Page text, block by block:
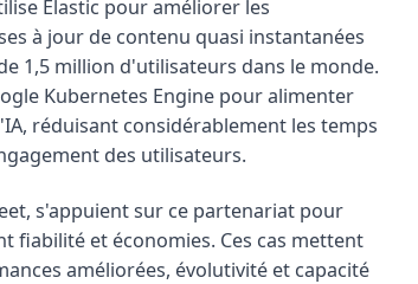
Elastic pour améliorer les
à jour de contenu quasi instantanées
1,5 million d'utilisateurs dans le monde.
Kubernetes Engine pour alimenter
réduisant considérablement les temps
des utilisateurs.
s'appuient sur ce partenariat pour
fiabilité et économies. Ces cas mettent
améliorées, évolutivité et capacité